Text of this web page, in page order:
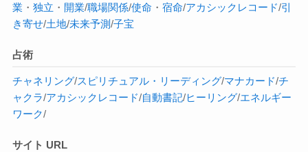
業 ・ 独立 ・ 開業/職場関係/使命 ・ 宿命/アカシックレコード/引
き寄せ/土地/未来予測/子宝
占術
チャネリング/スピリチュアル・リーディング/マナカード/チ
ャクラ/アカシックレコード/自動書記/ヒーリング/エネルギー
ワーク/
サイト URL